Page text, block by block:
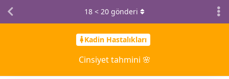
Kadin Hastalıkları
Cinsiyet tahmini 🌸
18 < 20 gönderi